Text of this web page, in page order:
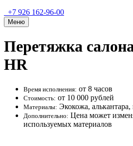
+7 926 162-96-00
Меню
Перетяжка
HR
Время исполнения: от 8 часов
Стоимость: от 10 000 рублей
Материалы: Экокожа, алькантара,
Дополнительно: Цена может
используемых материалов